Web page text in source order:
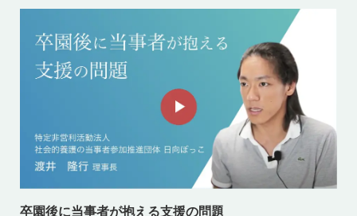
卒園後に当事者が抱える支援の問題